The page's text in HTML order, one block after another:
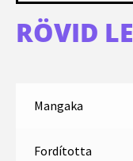
RÖVID
Mangaka
Fordította